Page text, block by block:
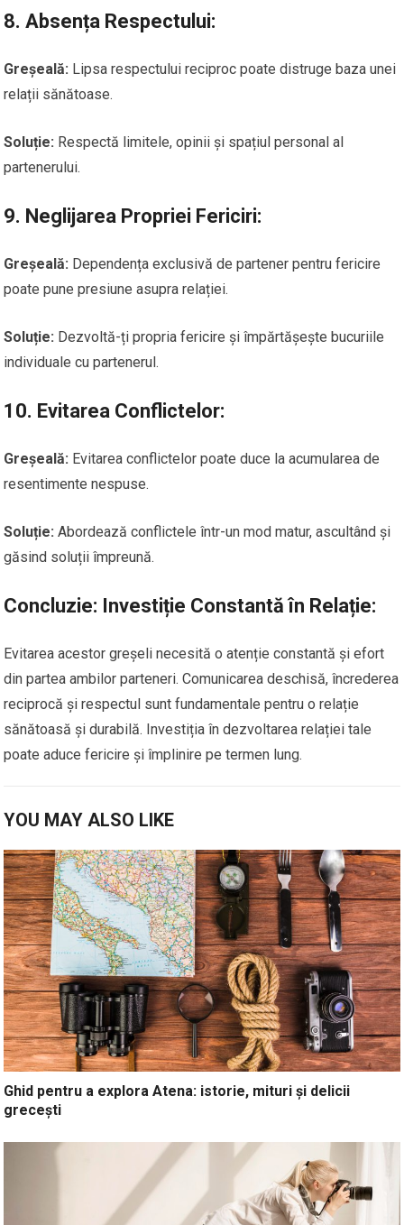
8.Absența Respectului:
Greșeală: Lipsa respectului reciproc poate distruge baza unei
relații sănătoase.
Soluție: Respectă limitele, opinii și spațiul personal al
partenerului.
9. Neglijarea Propriei Fericiri:
Greșeală: Dependența exclusivă de partener pentru fericire
poate pune presiune asupra relației.
Soluție: Dezvoltă-ți propria fericire și împărtășește bucuriile
individuale cu partenerul.
10. Evitarea Conflictelor:
Greșeală: Evitarea conflictelor poate duce la acumularea de
resentimente nespuse.
Soluție: Abordează conflictele într-un mod matur, ascultând și
găsind soluții împreună.
Concluzie: Investiție Constantă în Relație:
Evitarea acestor greșeli necesită o atenție constantă și efort
din partea ambilor parteneri. Comunicarea deschisă, încrederea
reciprocă și respectul sunt fundamentale pentru o relație
sănătoasă și durabilă. Investiția în dezvoltarea relației tale
poate aduce fericire și împlinire pe termen lung.
YOU MAY ALSO LIKE
Ghid pentru a explora Atena: istorie, mituri și delicii
grecești